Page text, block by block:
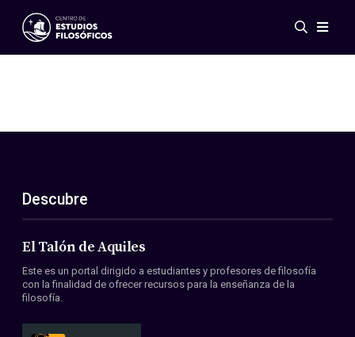
Eventos
ES
EN
Acerca de nosotros
Miembros
Convenios
Descubre
El Talón de Aquiles
Este es un portal dirigido a estudiantes y profesores de filosofía
con la finalidad de ofrecer recursos para la enseñanza de la
filosofía.